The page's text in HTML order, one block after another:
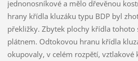
jednonosníkové a mělo dřevěnou
hrany křídla kluzáku typu BDP byl
překližky. Zbytek plochy křídla tohoto
plátnem. Odtokovou hranu křídla
okupovaly, v celém rozpětí, vztlakové